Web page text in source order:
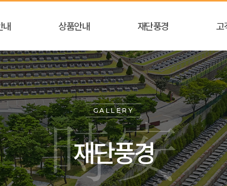
내 상품안내 재단풍경 고
GALLERY
재단풍경